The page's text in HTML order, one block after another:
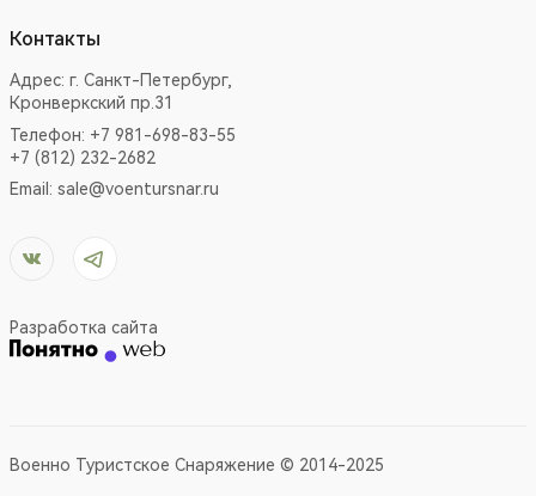
Контакты
Адрес: г. Санкт-Петербург,
Кронверкский пр.31
Телефон: +7 981-698-83-55
+7 (812) 232-2682
Email: sale@voentursnar.ru
Разработка сайта
Военно Туристское Снаряжение © 2014-2025